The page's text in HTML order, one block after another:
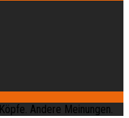
Andere Meinungen.